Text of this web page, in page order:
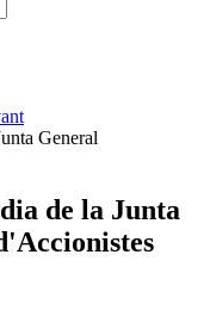
General
de la Junta